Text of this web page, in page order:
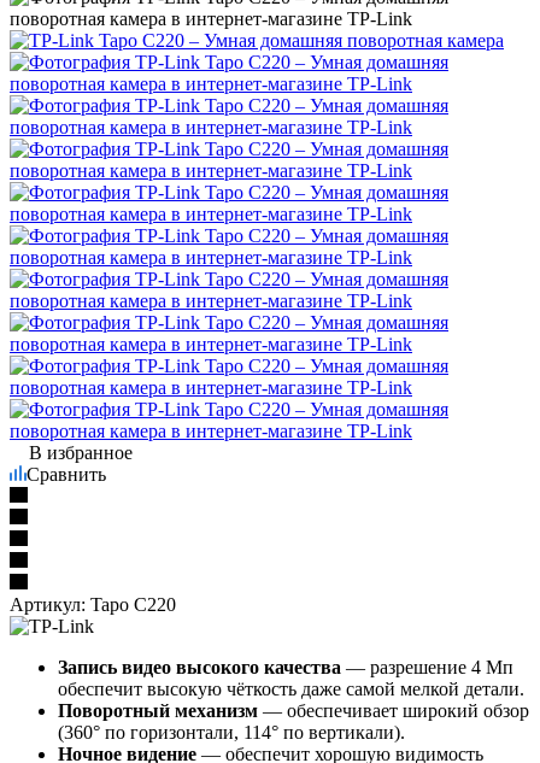
В избранное
Сравнить
Артикул: Tapo C220
Запись видео высокого качества — разрешение 4 Мп
обеспечит высокую чёткость даже самой мелкой детали.
Поворотный механизм — обеспечивает широкий обзор
(360° по горизонтали, 114° по вертикали).
Ночное видение — обеспечит хорошую видимость